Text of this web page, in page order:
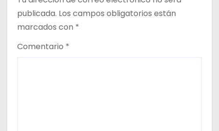
d
a
s
publicada. Los campos obligatorios están
marcados con *
Comentario *